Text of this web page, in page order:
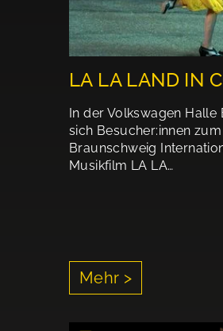
LA LA LAND IN
In der Volkswagen
sich Besucher:innen
Braunschweig
Musikfilm LA LA…
Mehr >